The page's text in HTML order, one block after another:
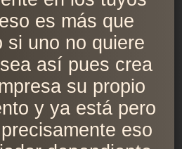
es más que
si uno no quiere
así pues crea
su propio
y ya está pero
eso